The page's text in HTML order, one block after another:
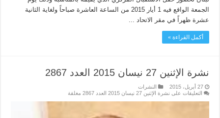
الجمعة الواقع فيه 1 أيار 2015 من الساعة العاشرة صباحاً ولغاية الثانية
عشرة ظهراً في مقر الاتحاد ...
أكمل القراءة »
نشرة الإثنين 27 نيسان 2015 العدد 2867
27 أبريل، 2015
النشرات
التعليقات على نشرة الإثنين 27 نيسان 2015 العدد 2867 مغلقة